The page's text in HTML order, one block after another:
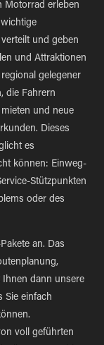
Motorrad erleben
und geben
und Attraktionen
gelegener
die Fahrern
und neue
Dieses
es
können: Einweg-
Stützpunkten
oder des
an. Das
dann unsere
Sie einfach
voll geführten